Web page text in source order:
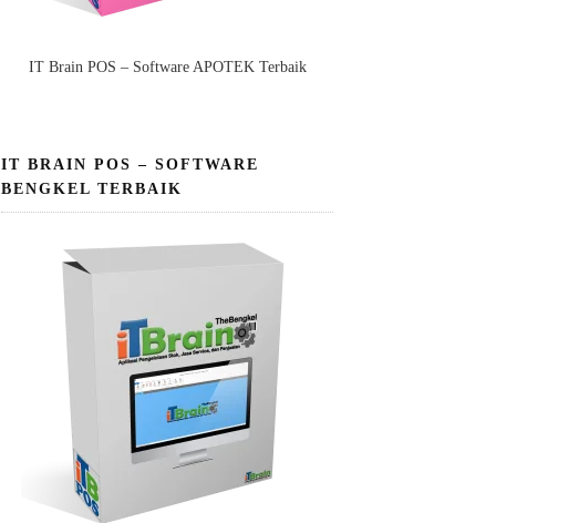
IT Brain POS – Software APOTEK Terbaik
IT BRAIN POS – SOFTWARE
BENGKEL TERBAIK